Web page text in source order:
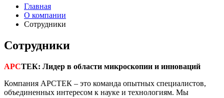
Главная
О компании
Сотрудники
Сотрудники
АРСТЕК: Лидер в области микроскопии и инноваций
Компания АРСТЕК – это команда опытных специалистов,
объединенных интересом к науке и технологиям. Мы